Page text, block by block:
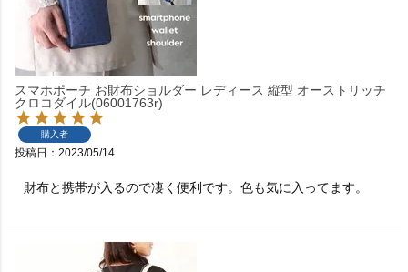
スマホポーチ お財布ショルダー レディース 縦型 オーストリッチ
クロコダイル(06001763r)
購入者
投稿日 2023/05/14
財布と携帯が入るので凄く便利です。色も気に入ってます。